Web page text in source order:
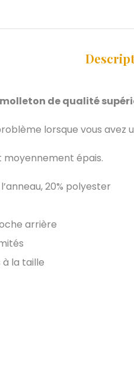
de qualité
lorsque vous
épais.
20% polyester
arrière
la taille